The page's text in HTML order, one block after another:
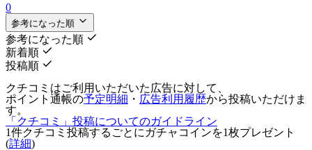
0
参考になった順
参考になった順
新着順
投稿順
クチコミはご利用いただいた広告に対して、
ポイント通帳の予定明細 ・ 広告利用履歴から投稿いただけま
す。
「クチコミ」投稿についてのガイドライン
1件クチコミ投稿するごとに ガチャコインを1枚プレゼント
(詳細)